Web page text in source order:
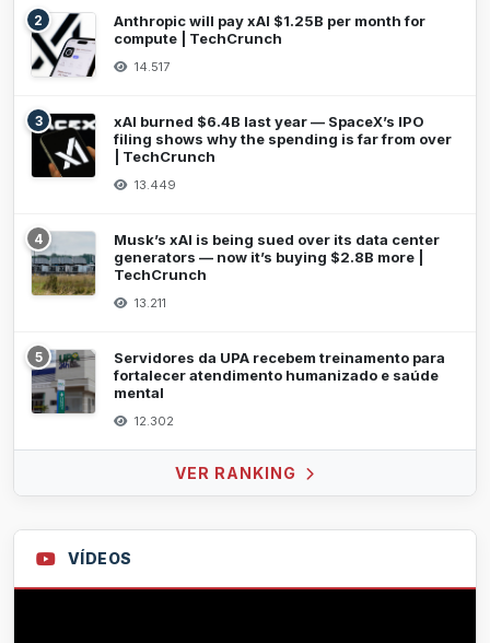
2
Anthropic will pay xAI $1.25B per month for
compute | TechCrunch
14.517
3
xAI burned $6.4B last year — SpaceX’s IPO
filing shows why the spending is far from over
| TechCrunch
13.449
4
Musk’s xAI is being sued over its data center
generators — now it’s buying $2.8B more |
TechCrunch
13.211
5
Servidores da UPA recebem treinamento para
fortalecer atendimento humanizado e saúde
mental
12.302
VER RANKING
VÍDEOS